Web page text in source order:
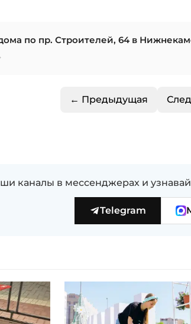
по пр. Строителей, 64 в
← Предыдущая
каналы в мессенджерах и
Telegram